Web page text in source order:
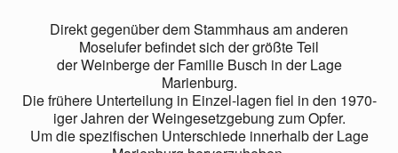
Direkt gegenüber dem Stammhaus am anderen
Moselufer befindet sich der größte Teil
der Weinberge der Familie Busch in der Lage
Marienburg.
Die frühere Unterteilung in Einzel-lagen fiel in den 1970-
iger Jahren der Weingesetzgebung zum Opfer.
Um die spezifischen Unterschiede innerhalb der Lage